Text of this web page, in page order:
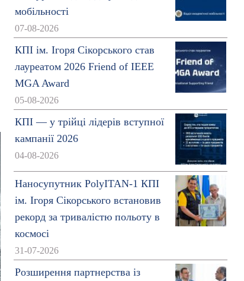
мобільності
07-08-2026
КПІ ім. Ігоря Сікорського став
лауреатом 2026 Friend of IEEE
MGA Award
05-08-2026
КПІ — у трійці лідерів вступної
кампанії 2026
04-08-2026
Наносупутник PolyITAN-1 КПІ
ім. Ігоря Сікорського встановив
рекорд за тривалістю польоту в
космосі
31-07-2026
Розширення партнерства із